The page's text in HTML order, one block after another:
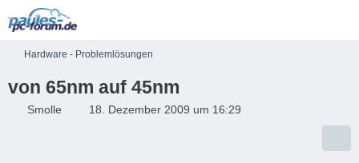
Hardware - Problemlösungen
von 65nm auf 45nm
Smolle 18. Dezember 2009 um 16:29